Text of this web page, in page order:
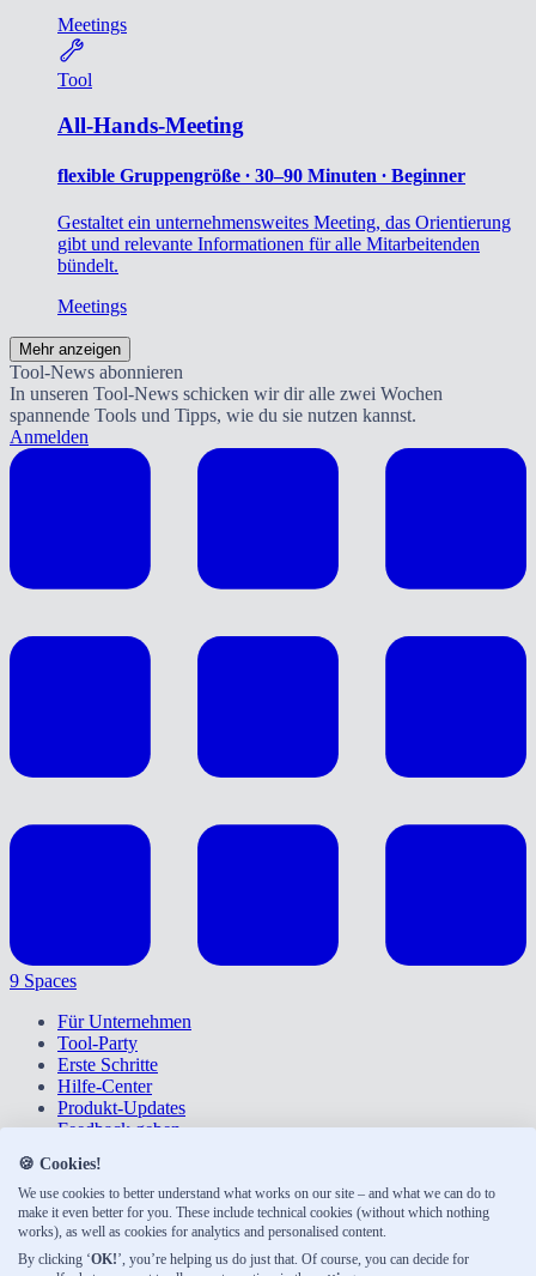
🍪 Cookies!
We use cookies to better understand what works on our site – and what we can do to
make it even better for you. These include technical cookies (without which nothing
works), as well as cookies for analytics and personalised content.
By clicking ‘OK!’, you’re helping us do just that. Of course, you can decide for
Meetings
Tool
All-Hands-Meeting
flexible Gruppengröße ∙ 30–90 Minuten ∙ Beginner
Gestaltet ein unternehmensweites Meeting, das Orientierung
gibt und relevante Informationen für alle Mitarbeitenden
bündelt.
Meetings
Mehr anzeigen
Tool-News abonnieren
In unseren Tool-News schicken wir dir alle zwei Wochen
spannende Tools und Tipps, wie du sie nutzen kannst.
Anmelden
9 Spaces
Für Unternehmen
Tool-Party
Erste Schritte
Hilfe-Center
Produkt-Updates
Feedback geben
Datenschutz
Barrierefreiheit
Über uns
Impressum
Abo kündigen